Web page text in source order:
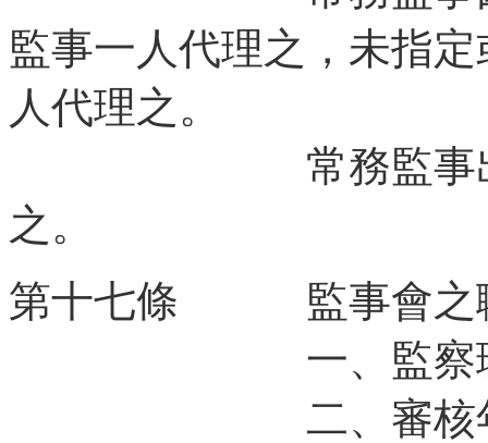
監事一人代理之，未指
人代理之。
常務監事出缺時
之。
第十七條 監事會之
一、監察理事
二、審核年度